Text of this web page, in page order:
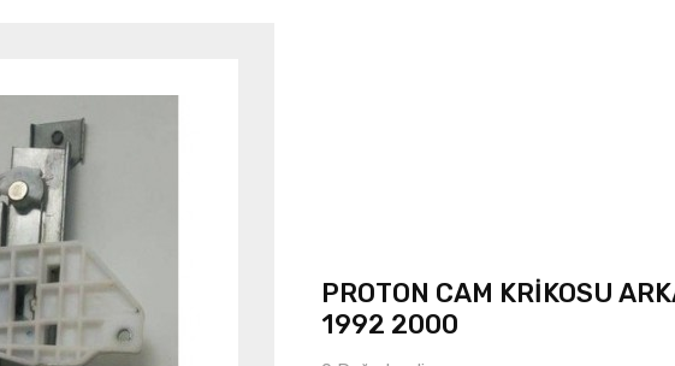
PROTON CAM KRİKOSU
1992 2000